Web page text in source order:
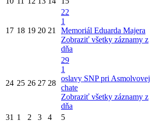
17 18 19 20 21
22
1
Memoriál Eduarda Majera
Zobraziť všetky záznamy z
dňa
24 25 26 27 28
29
1
oslavy SNP pri Asmolvovej
chate
Zobraziť všetky záznamy z
dňa
31 1 2 3 4 5